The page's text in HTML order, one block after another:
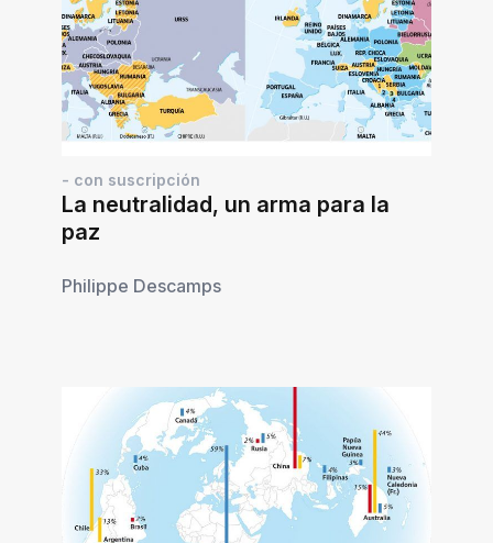
- con suscripción
La neutralidad, un arma para la
paz
Philippe Descamps